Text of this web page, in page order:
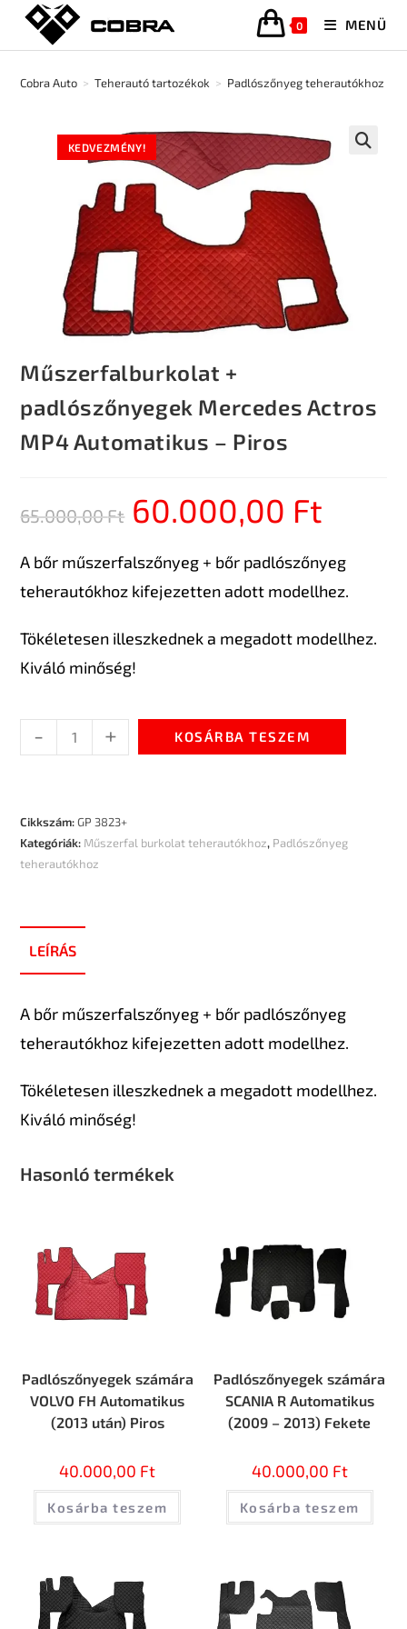
0 MENÜ
Cobra Auto > Teherautó tartozékok > Padlószőnyeg teherautókhoz
KEDVEZMÉNY!
Műszerfalburkolat +
padlószőnyegek Mercedes Actros
MP4 Automatikus – Piros
65.000,00Ft 60.000,00 Ft
A bőr műszerfalszőnyeg + bőr padlószőnyeg
teherautókhoz kifejezetten adott modellhez.
Tökéletesen illeszkednek a megadott modellhez.
Kiváló minőség!
- + KOSÁRBA TESZEM
Cikkszám:GP 3823+
Kategóriák: Műszerfal burkolat teherautókhoz, Padlószőnyeg
teherautókhoz
LEÍRÁS
A bőr műszerfalszőnyeg + bőr padlószőnyeg
teherautókhoz kifejezetten adott modellhez.
Tökéletesen illeszkednek a megadott modellhez.
Kiváló minőség!
Hasonló termékek
Padlószőnyegek számára
VOLVO FH Automatikus
(2013 után) Piros
40.000,00 Ft
Kosárba teszem
Padlószőnyegek számára
SCANIA R Automatikus
(2009 – 2013) Fekete
40.000,00 Ft
Kosárba teszem